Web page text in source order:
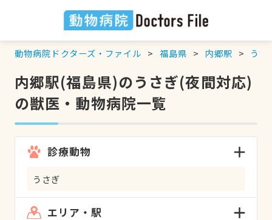
動物病院ドクターズ・ファイル 福島県 内郷駅 うさ
内郷駅(福島県)のうさぎ(夜間対応)
の獣医・動物病院一覧
診療動物
うさぎ
エリア・駅